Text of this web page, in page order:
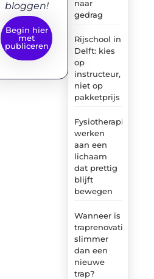
naar
gedrag
Rijschool in
Delft: kies
op
instructeur,
niet op
pakketprijs
Fysiotherapie:
werken
aan een
lichaam
dat prettig
blijft
bewegen
Wanneer is
traprenovatie
slimmer
dan een
nieuwe
trap?
bloggen!
Begin hier
met
publiceren